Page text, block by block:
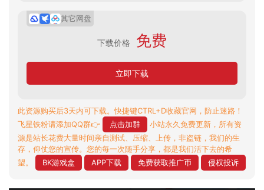
其它网盘
下载价格 免费
立即下载
此资源购买后3天内可下载。快捷键CTRL+D收藏官网，防止迷路！
飞星铁粉请添加QQ群👉
点击加群
小站永久免费更新，所有资
源是站长花费大量时间亲自测试、压缩、上传，非盗链，我们的生
存，仰仗您的宣传。您的每一次随手分享，都是我们活下去的希
望。
BK游戏盒 APP下载 免费获取推广币 侵权投诉